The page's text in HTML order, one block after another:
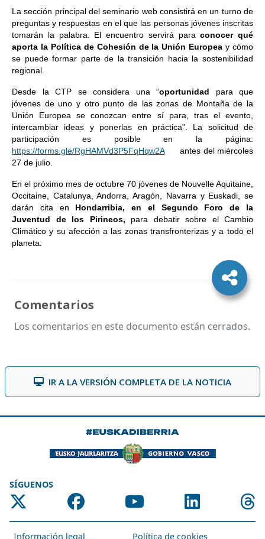
La sección principal del seminario web consistirá en un turno de
preguntas y respuestas en el que las personas jóvenes inscritas
tomarán la palabra. El encuentro servirá paraconocer qué
aporta la Política de Cohesión de la Unión Europea y cómo
se puede formar parte de la transición hacia la sostenibilidad
regional.
Desde la CTP se considera una “oportunidad para que
jóvenes de uno y otro punto de las zonas de Montaña de la
Unión Europea se conozcan entre sí para, tras el evento,
intercambiar ideas y ponerlas en práctica”. La solicitud de
participación es posible en la página:
https://forms.gle/RgHAMVd3P5FqHqw2Aantes del miércoles
27 de julio.
En el próximo mes de octubre 70 jóvenes de Nouvelle Aquitaine,
Occitaine, Catalunya, Andorra, Aragón, Navarra y Euskadi, se
darán cita en Hondarribia, en el Segundo Foro de la
Juventud de los Pirineos, para debatir sobre el Cambio
Climático y su afección a las zonas transfronterizas y a todo el
planeta.
Comentarios
Los comentarios en este documento están cerrados.
IR A LA VERSIÓN COMPLETA DE LA NOTICIA
SÍGUENOS
Información legal Política de cookies